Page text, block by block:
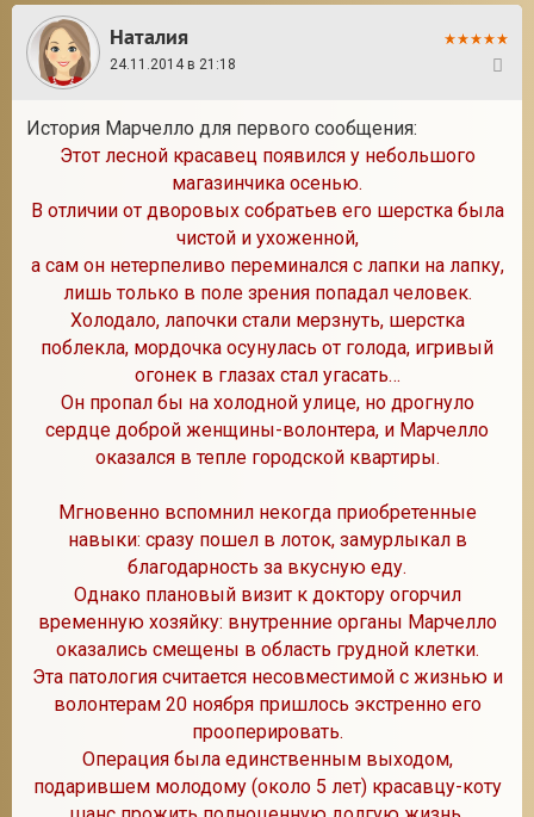
Наталия
24.11.2014 в 21:18
История Марчелло для первого сообщения:
Этот лесной красавец появился у небольшого
магазинчика осенью.
В отличии от дворовых собратьев его шерстка была
чистой и ухоженной,
а сам он нетерпеливо переминался с лапки на лапку,
лишь только в поле зрения попадал человек.
Холодало, лапочки стали мерзнуть, шерстка
поблекла, мордочка осунулась от голода, игривый
огонек в глазах стал угасать…
Он пропал бы на холодной улице, но дрогнуло
сердце доброй женщины-волонтера, и Марчелло
оказался в тепле городской квартиры.
Мгновенно вспомнил некогда приобретенные
навыки: сразу пошел в лоток, замурлыкал в
благодарность за вкусную еду.
Однако плановый визит к доктору огорчил
временную хозяйку: внутренние органы Марчелло
оказались смещены в область грудной клетки.
Эта патология считается несовместимой с жизнью и
волонтерам 20 ноября пришлось экстренно его
прооперировать.
Операция была единственным выходом,
подарившем молодому (около 5 лет) красавцу-коту